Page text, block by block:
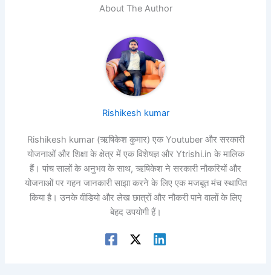
About The Author
Rishikesh kumar
Rishikesh kumar (ऋषिकेश कुमार) एक Youtuber और सरकारी
योजनाओं और शिक्षा के क्षेत्र में एक विशेषज्ञ और Ytrishi.in के मालिक
हैं। पांच सालों के अनुभव के साथ, ऋषिकेश ने सरकारी नौकरियों और
योजनाओं पर गहन जानकारी साझा करने के लिए एक मजबूत मंच स्थापित
किया है। उनके वीडियो और लेख छात्रों और नौकरी पाने वालों के लिए
बेहद उपयोगी हैं।